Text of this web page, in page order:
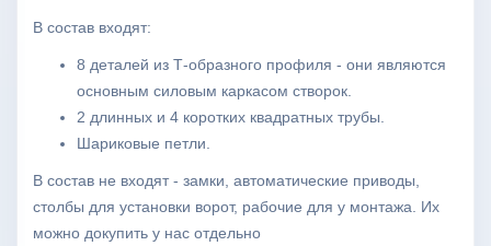
В состав входят:
8 деталей из Т-образного профиля - они являются
основным силовым каркасом створок.
2 длинных и 4 коротких квадратных трубы.
Шариковые петли.
В состав не входят - замки, автоматические приводы,
столбы для установки ворот, рабочие для у монтажа. Их
можно докупить у нас отдельно